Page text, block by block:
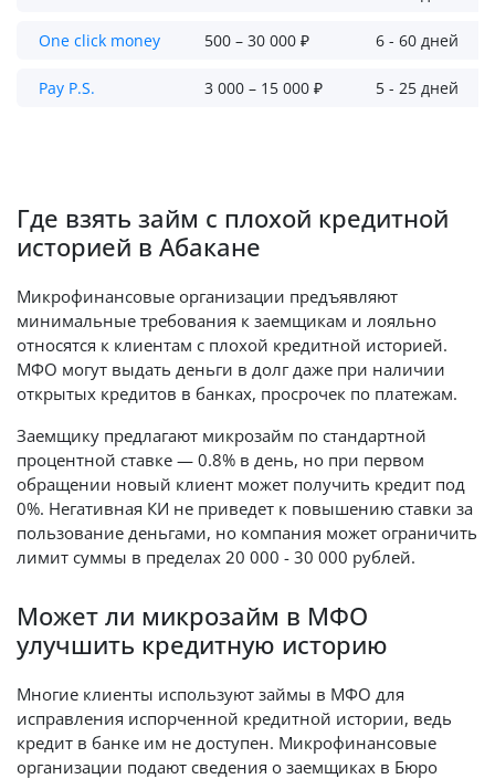
One click money 500 – 30 000 ₽ 6 - 60 дней
Pay P.S. 3 000 – 15 000 ₽ 5 - 25 дней
Где взять займ с плохой кредитной
историей в Абакане
Микрофинансовые организации предъявляют
минимальные требования к заемщикам и лояльно
относятся к клиентам с плохой кредитной историей.
МФО могут выдать деньги в долг даже при наличии
открытых кредитов в банках, просрочек по платежам.
Заемщику предлагают микрозайм по стандартной
процентной ставке — 0.8% в день, но при первом
обращении новый клиент может получить кредит под
0%. Негативная КИ не приведет к повышению ставки за
пользование деньгами, но компания может ограничить
лимит суммы в пределах 20 000 - 30 000 рублей.
Может ли микрозайм в МФО
улучшить кредитную историю
Многие клиенты используют займы в МФО для
исправления испорченной кредитной истории, ведь
кредит в банке им не доступен. Микрофинансовые
организации подают сведения о заемщиках в Бюро